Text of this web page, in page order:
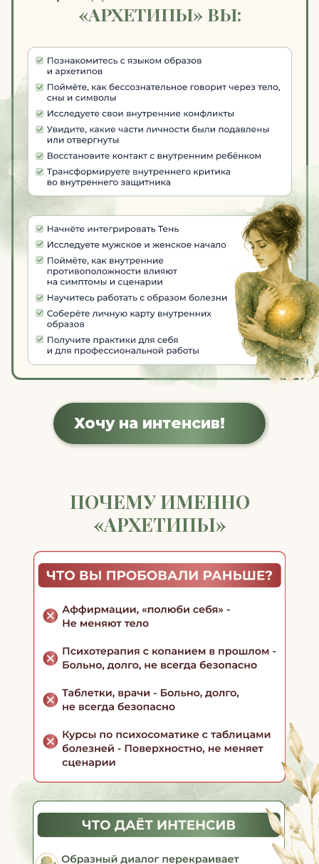
ХОЧУ НА ВИП
Если вы почувствуете,
что курс вам не подходит, —
мы вернём деньги без вопросов.
Ваша безопасность — наш приоритет.
100% ГАРАНТИЯ ВОЗВРАТА
В ТЕЧЕНИЕ ПЕРВОЙ НЕДЕЛИ!
Клинический психолог,
гипнолог, специалист
по психосоматике,
создатель школы
«Психосоматика
ДЛЯ ВАС РАБОТАЕТ - ВАДИМ
ВИТАЛЬЕВИЧ САНЖАРОВ
ПРИОБРЕСТИ ИНТЕНСИВ
юнгианской психологии, образной
терапии и психосоматики. Всё сложное
адаптировано в простую, бережную
практику.
ДЛЯ СПЕЦИАЛИСТОВ